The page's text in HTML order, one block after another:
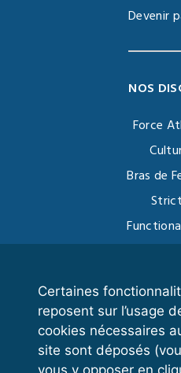
Certaines
reposent sur l’usage
cookies nécessaires
site sont déposés
vous y opposer en
Devenir
NOS
Force
Bras de
VOS
Espace